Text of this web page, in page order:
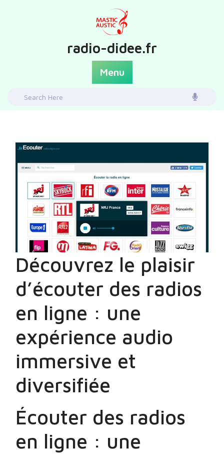
radio-didee.fr
Menu
Search
Découvrez le plaisir
d’écouter des radios
en ligne : une
expérience audio
immersive et
diversifiée
Écouter des radios
en ligne : une